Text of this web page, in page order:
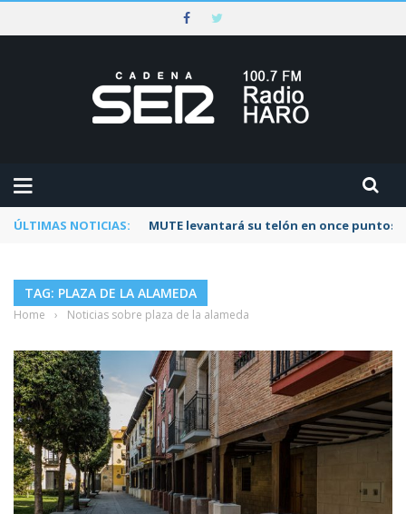
ÚLTIMAS NOTICIAS: MUTE levantará su telón en once puntos
TAG: PLAZA DE LA ALAMEDA
Home › Noticias sobre plaza de la alameda